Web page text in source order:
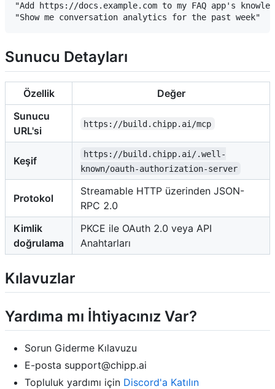
"Add https://docs.example.com to my FAQ app's
Sunucu Detayları
Özellik
Değer
Sunucu
URL'si
https://build.chipp.ai/mcp
Keşif
https://build.chipp.ai/.well-
known/oauth-authorization-server
Protokol
Streamable HTTP üzerinden JSON-
RPC 2.0
Kimlik
doğrulama
PKCE ile OAuth 2.0 veya API
Anahtarları
Kılavuzlar
Yardıma mı İhtiyacınız Var?
Sorun Giderme Kılavuzu
E-posta support@chipp.ai
Topluluk yardımı için Discord'a Katılın